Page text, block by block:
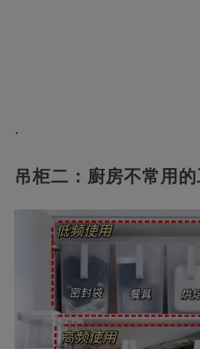
.
吊柜二：廚房不常用